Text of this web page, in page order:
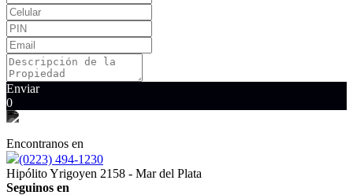
Enviar
0
Encontranos en
(0223) 494-1230
Hipólito Yrigoyen 2158 - Mar del Plata
Seguinos en